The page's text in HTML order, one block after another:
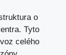
o
Tyto
celého